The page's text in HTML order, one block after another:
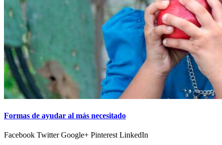
Formas de ayudar al más necesitado
Facebook Twitter Google+ Pinterest LinkedIn